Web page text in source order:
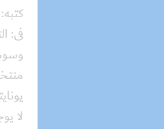
كتبه:
فى:
لا